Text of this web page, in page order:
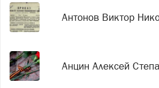
Антонов Виктор
Анцин Алексей